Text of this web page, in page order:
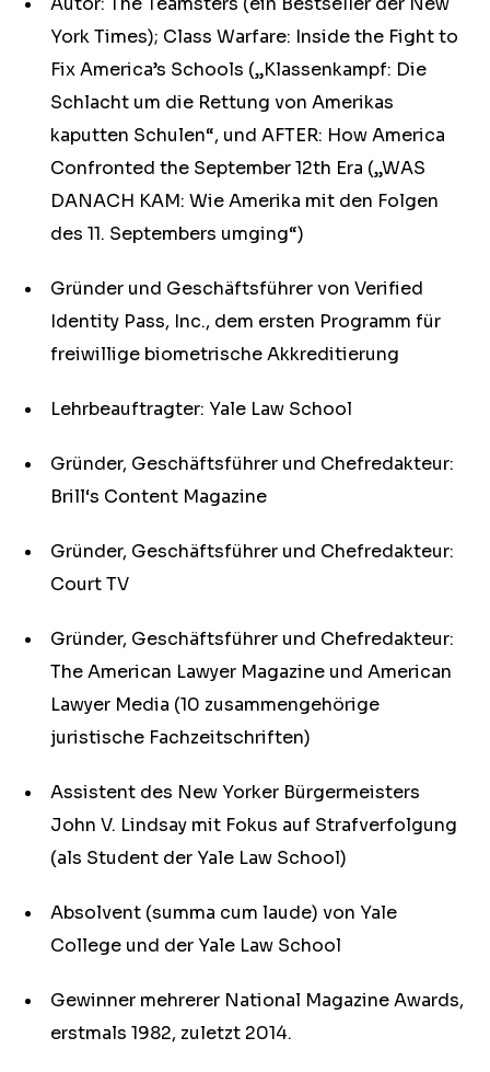
York Times); Class Warfare: Inside the Fight to
Fix America’s Schools („Klassenkampf: Die
Schlacht um die Rettung von Amerikas
kaputten Schulen“, und AFTER: How America
Confronted the September 12th Era („WAS
DANACH KAM: Wie Amerika mit den Folgen
des 11. Septembers umging“)
Gründer und Geschäftsführer von Verified
Identity Pass, Inc., dem ersten Programm für
freiwillige biometrische Akkreditierung
Lehrbeauftragter: Yale Law School
Gründer, Geschäftsführer und Chefredakteur:
Brill‘s Content Magazine
Gründer, Geschäftsführer und Chefredakteur:
Court TV
Gründer, Geschäftsführer und Chefredakteur:
The American Lawyer Magazine und American
Lawyer Media (10 zusammengehörige
juristische Fachzeitschriften)
Assistent des New Yorker Bürgermeisters
John V. Lindsay mit Fokus auf Strafverfolgung
(als Student der Yale Law School)
Absolvent (summa cum laude) von Yale
College und der Yale Law School
Gewinner mehrerer National Magazine Awards,
erstmals 1982, zuletzt 2014.